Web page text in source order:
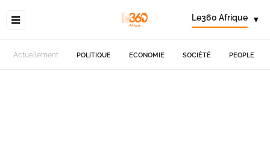
Le360 Afrique ▾
Actuellement POLITIQUE ECONOMIE SOCIÉTÉ PEOPLE